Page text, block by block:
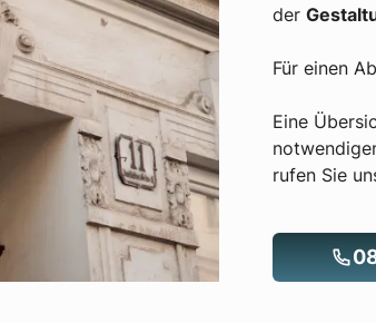
der
Für einen
Eine
rufen Sie